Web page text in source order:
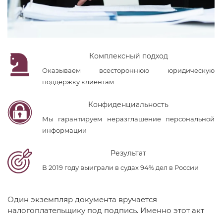
Комплексный подход
Оказываем всестороннюю юридическую
поддержку клиентам
Конфиденциальность
Мы гарантируем неразглашение персональной
информации
Результат
В 2019 году выиграли в судах 94% дел в России
Один экземпляр документа вручается
налогоплательщику под подпись. Именно этот акт